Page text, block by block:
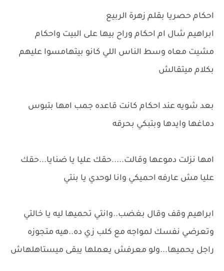
احكام حصريا بقلم زهرة الربيع
ابراهيم شال ام احكام وراح بيها على البيت واحكام
مشيت معاه وسط الناس اللي كانو بيتهامسوا عليهم
بكلام ميتقالش
بعد شويه عند احكام كانت قاعده جمب امها بتبوس
دماغها وايدها وبتبكي بحرقه
امها نزلت دموعها وقالت.....حقك عليا يا ضنايا...حقك
عليا مش عارفه احميكي وانا لوحدي يا بنتي
ابراهيم وقف وقال بغضب..وانتي تحميها ليه يا خالتي
وتعرضي نفسك لمواجه مع كلب زي ده..هيه متجوزه
راجل يحميها...ولو معرفش يعملها يبقى ميستاهلهاش